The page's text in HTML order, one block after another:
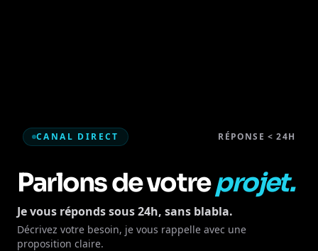
CANAL DIRECT RÉPONSE < 24H
Parlons de votreprojet.
Je vous réponds sous 24h, sans blabla.
Décrivez votre besoin, je vous rappelle avec une
proposition claire.